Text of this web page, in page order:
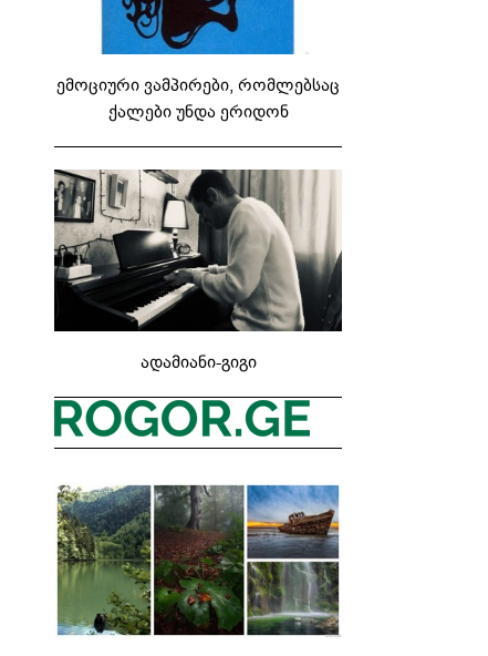
ემოციური ვამპირები, რომლებსაც
ქალები უნდა ერიდონ
ადამიანი-გიგი